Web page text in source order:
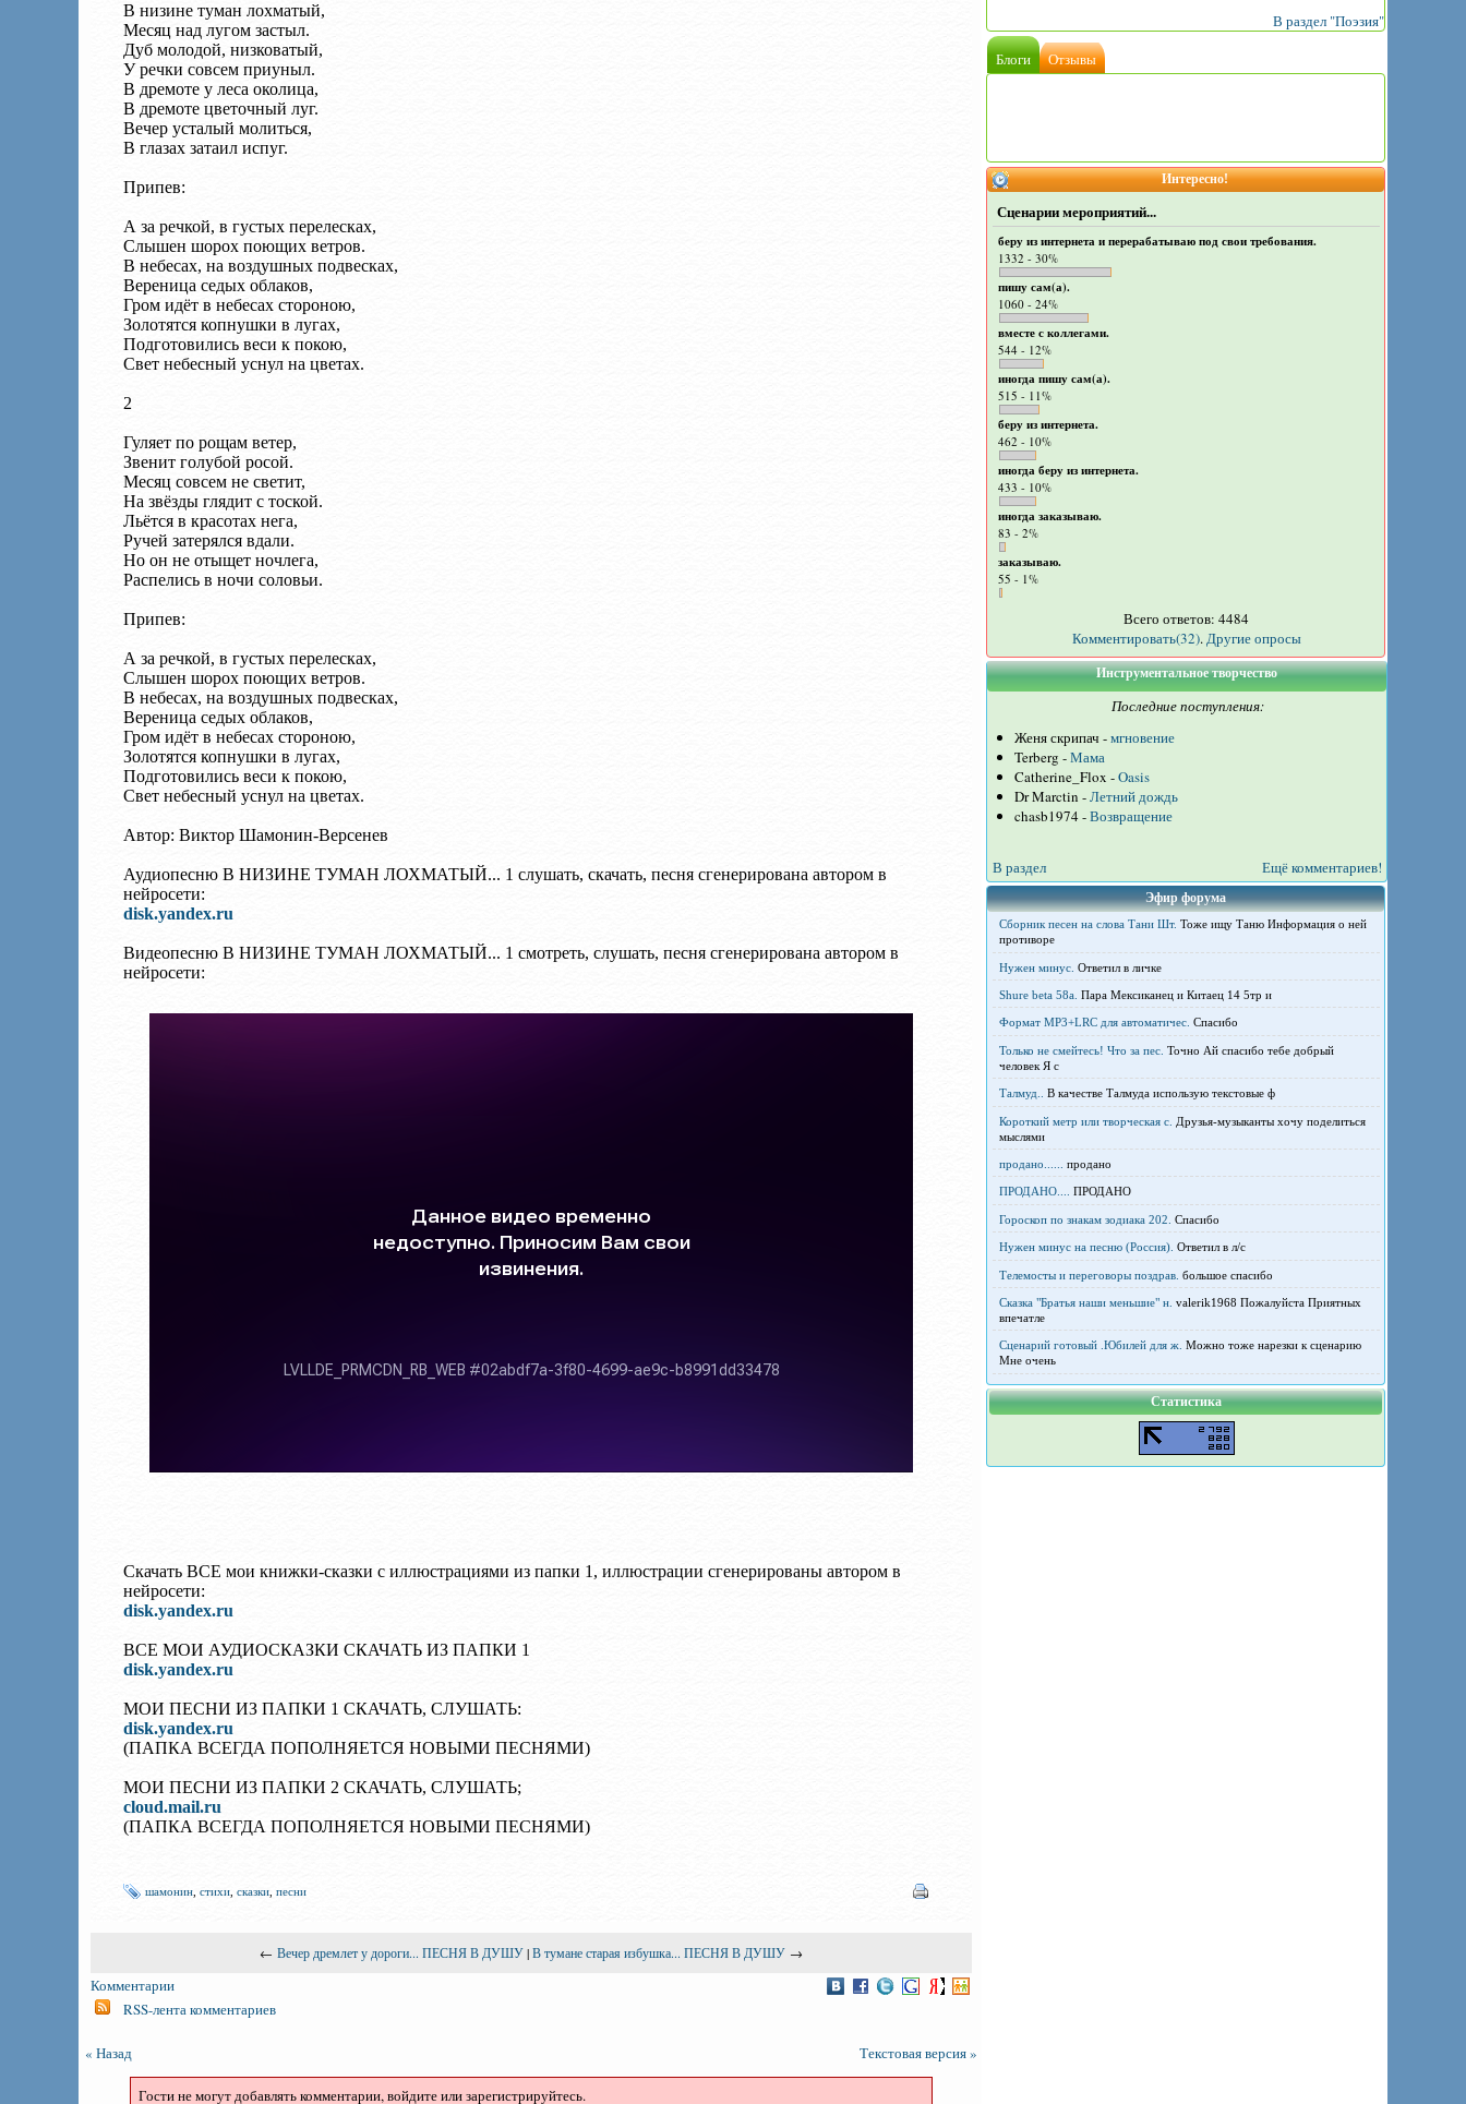
В низине туман лохматый,
Месяц над лугом застыл.
Дуб молодой, низковатый,
У речки совсем приуныл.
В дремоте у леса околица,
В дремоте цветочный луг.
Вечер усталый молиться,
В глазах затаил испуг.
Припев:
А за речкой, в густых перелесках,
Слышен шорох поющих ветров.
В небесах, на воздушных подвесках,
Вереница седых облаков,
Гром идёт в небесах стороною,
Золотятся копнушки в лугах,
Подготовились веси к покою,
Свет небесный уснул на цветах.
2
Гуляет по рощам ветер,
Звенит голубой росой.
Месяц совсем не светит,
На звёзды глядит с тоской.
Льётся в красотах нега,
Ручей затерялся вдали.
Но он не отыщет ночлега,
Распелись в ночи соловьи.
Припев:
А за речкой, в густых перелесках,
Слышен шорох поющих ветров.
В небесах, на воздушных подвесках,
Вереница седых облаков,
Гром идёт в небесах стороною,
Золотятся копнушки в лугах,
Подготовились веси к покою,
Свет небесный уснул на цветах.
Автор: Виктор Шамонин-Версенев
Аудиопесню В НИЗИНЕ ТУМАН ЛОХМАТЫЙ... 1 слушать, скачать, песня сгенерирована автором в
нейросети:
disk.yandex.ru
Видеопесню В НИЗИНЕ ТУМАН ЛОХМАТЫЙ... 1 смотреть, слушать, песня сгенерирована автором в
нейросети:
Скачать ВСЕ мои книжки-сказки с иллюстрациями из папки 1, иллюстрации сгенерированы автором в
нейросети:
disk.yandex.ru
ВСЕ МОИ АУДИОСКАЗКИ СКАЧАТЬ ИЗ ПАПКИ 1
disk.yandex.ru
МОИ ПЕСНИ ИЗ ПАПКИ 1 СКАЧАТЬ, СЛУШАТЬ:
disk.yandex.ru
(ПАПКА ВСЕГДА ПОПОЛНЯЕТСЯ НОВЫМИ ПЕСНЯМИ)
МОИ ПЕСНИ ИЗ ПАПКИ 2 СКАЧАТЬ, СЛУШАТЬ;
cloud.mail.ru
(ПАПКА ВСЕГДА ПОПОЛНЯЕТСЯ НОВЫМИ ПЕСНЯМИ)
шамонин стихи сказки песни
← Вечер дремлет у дороги... ПЕСНЯ В ДУШУ|В тумане старая избушка... ПЕСНЯ В ДУШУ →
Комментарии
RSS-лента комментариев
« Назад Текстовая версия »
Гости не могут добавлять комментарии, войдите или зарегистрируйтесь.
В раздел "Поэзия"
Блоги
Отзывы
Интересно!
Сценарии мероприятий...
беру из интернета и перерабатываю под свои требования.
1332 - 30%
пишу сам(а).
1060 - 24%
вместе с коллегами.
544 - 12%
иногда пишу сам(а).
515 - 11%
беру из интернета.
462 - 10%
иногда беру из интернета.
433 - 10%
иногда заказываю.
83 - 2%
заказываю.
55 - 1%
Всего ответов: 4484
Комментировать(32).Другие опросы
Инструментальное творчество
Последние поступления:
Женя скрипач -мгновение
Terberg -Мама
Catherine_Flox -Oasis
Dr Marctin -Летний дождь
chasb1974 -Возвращение
В раздел Ещё комментариев!
Эфир форума
Сборник песен на слова Тани Шт. Тоже ищу Таню Информация о ней
противоре
Нужен минус. Ответил в личке
Shure beta 58а. Пара Мексиканец и Китаец 14 5тр и
Формат MP3+LRC для автоматичес. Спасибо
Только не смейтесь! Что за пес. Точно Ай спасибо тебе добрый
человек Я с
Талмуд.. В качестве Талмуда использую текстовые ф
Короткий метр или творческая с. Друзья-музыканты хочу поделиться
мыслями
продано...... продано
ПРОДАНО.... ПРОДАНО
Гороскоп по знакам зодиака 202. Спасибо
Нужен минус на песню (Россия). Ответил в л/с
Телемосты и переговоры поздрав. большое спасибо
Сказка "Братья наши меньшие" н. valerik1968 Пожалуйста Приятных
впечатле
Сценарий готовый .Юбилей для ж. Можно тоже нарезки к сценарию
Мне очень
Статистика